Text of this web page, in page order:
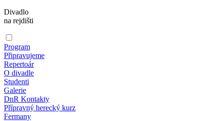
Divadlo
na rejdišti
Program
Připravujeme
Repertoár
O divadle
Studenti
Galerie
DnR Kontakty
Přípravný herecký kurz
Fermany